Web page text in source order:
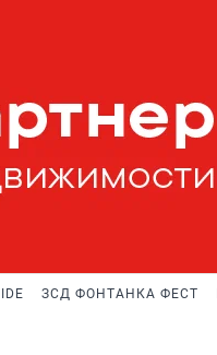
ЗСД ФОНТАНКА ФЕСТ